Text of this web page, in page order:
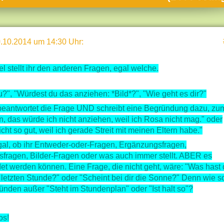
& Natur
& Politik
und Antworten
um 14:30 Uhr:
stellt ihr den anderen Fragen, egal welche.
"Würdest du das anziehen: *Bild*?", "Wie geht es dir?"
die Frage UND schreibt eine Begründung dazu,
das würde ich nicht anziehen, weil ich Rosa nicht mag." oder
so gut, weil ich gerade Streit mit meinen Eltern habe."
ob ihr Entweder-oder-Fragen, Ergänzungsfragen,
Bilder-Fragen oder was auch immer stellt. ABER es
werden können. Eine Frage, die nicht geht, wäre: "Was hast
letzten Stunde?" oder "Scheint bei dir die Sonne?" Denn wie
außer "Steht im Stundenplan" oder "Ist halt so"?